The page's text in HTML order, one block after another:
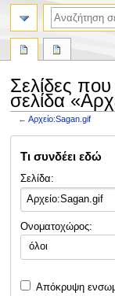
Σελίδες
σελίδα
←Αρχείο:Sagan.gif
στην
στηνΤι συνδέει εδώ
Σελίδα:
Ονοματοχώρος:
όλοι
Απόκρυψη
αναζήτηση